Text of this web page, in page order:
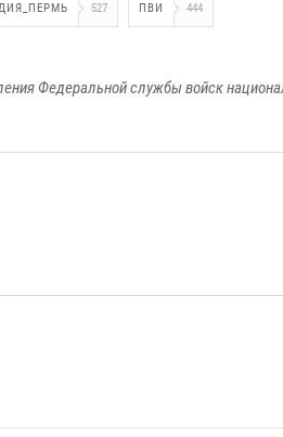
527 ПВИ 444
Федеральной службы войск